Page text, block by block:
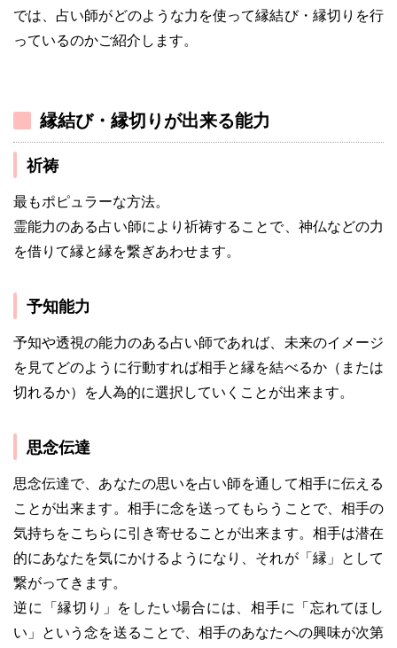
では、占い師がどのような力を使って縁結び・縁切りを行
っているのかご紹介します。
縁結び・縁切りが出来る能力
祈祷
最もポピュラーな方法。
霊能力のある占い師により祈祷することで、神仏などの力
を借りて縁と縁を繋ぎあわせます。
予知能力
予知や透視の能力のある占い師であれば、未来のイメージ
を見てどのように行動すれば相手と縁を結べるか（または
切れるか）を人為的に選択していくことが出来ます。
思念伝達
思念伝達で、あなたの思いを占い師を通して相手に伝える
ことが出来ます。相手に念を送ってもらうことで、相手の
気持ちをこちらに引き寄せることが出来ます。相手は潜在
的にあなたを気にかけるようになり、それが「縁」として
繋がってきます。
逆に「縁切り」をしたい場合には、相手に「忘れてほし
い」という念を送ることで、相手のあなたへの興味が次第